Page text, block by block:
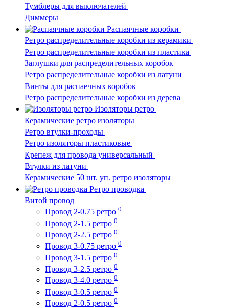
Тумблеры для выключателей
Диммеры
Распаячные коробки
Ретро распределительные коробки из керамики
Ретро распределительные коробки из пластика
Заглушки для распределительных коробок
Ретро распределительные коробки из латуни
Винты для распаечных коробок
Ретро распределительные коробки из дерева
Изоляторы ретро
Керамические ретро изоляторы
Ретро втулки-проходы
Ретро изоляторы пластиковые
Крепеж для провода универсальный
Втулки из латуни
Керамические 50 шт. уп. ретро изоляторы
Ретро проводка
Витой провод
Провод 2-0.75 ретро 0
Провод 2-1.5 ретро 0
Провод 2-2.5 ретро 0
Провод 3-0.75 ретро 0
Провод 3-1.5 ретро 0
Провод 3-2.5 ретро 0
Провод 3-4.0 ретро 0
Провод 3-0.5 ретро 0
Провод 2-0.5 ретро 0